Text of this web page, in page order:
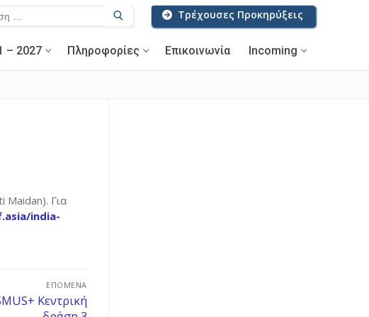
Τρέχουσες Προκηρύξεις
– 2027 Πληροφορίες Επικοινωνία Incoming
Maidan). Για
india-
ΕΠΌΜΕΝΑ
Κεντρική